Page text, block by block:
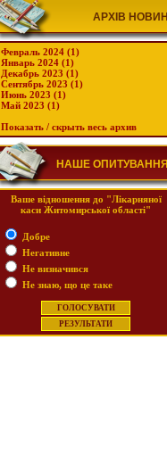
АРХІВ НОВИН
Февраль 2024 (1)
Январь 2024 (1)
Декабрь 2023 (1)
Сентябрь 2023 (1)
Июнь 2023 (1)
Май 2023 (1)
Показать / скрыть весь архив
НАШЕ ОПИТУВАННЯ
Ваше відношення до "Лікарняної
каси Житомирської області"
Добре
Негативне
Не визначився
Не знаю, що це таке